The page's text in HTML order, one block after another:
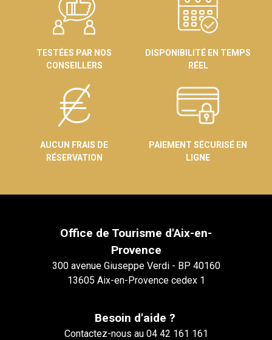
TESTÉES PAR NOS
CONSEILLERS
DISPONIBILITÉ EN TEMPS
RÉEL
AUCUN FRAIS DE
RÉSERVATION
PAIEMENT SÉCURISÉ EN
LIGNE
Office de Tourisme d'Aix-en-
Provence
300 avenue Giuseppe Verdi - BP 40160
13605 Aix-en-Provence cedex 1
Besoin d'aide ?
Contactez-nous au 04 42 161 161